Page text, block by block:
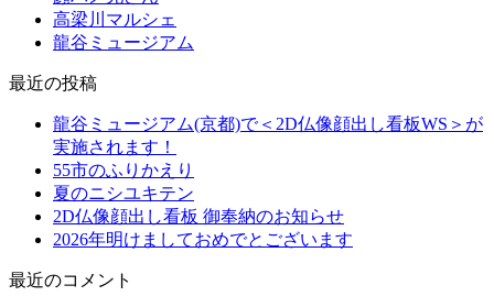
高梁川マルシェ
龍谷ミュージアム
最近の投稿
龍谷ミュージアム(京都)で＜2D仏像顔出し看板WS＞が
実施されます！
55市のふりかえり
夏のニシユキテン
2D仏像顔出し看板 御奉納のお知らせ
2026年明けましておめでとございます
最近のコメント